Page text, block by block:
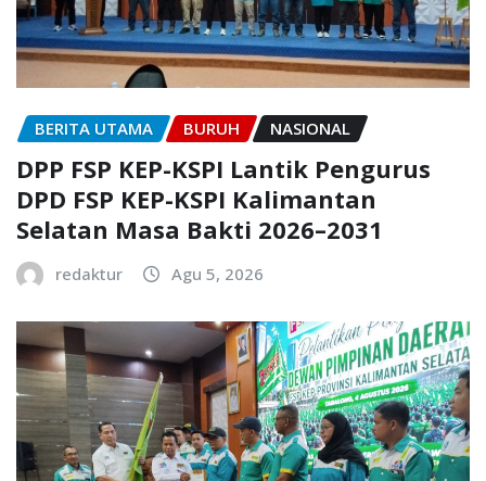
BERITA UTAMA BURUH NASIONAL
DPP FSP KEP-KSPI Lantik Pengurus
DPD FSP KEP-KSPI Kalimantan
Selatan Masa Bakti 2026–2031
redaktur Agu 5, 2026